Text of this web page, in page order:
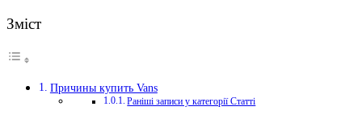
Зміст
Причины купить Vans
Раніші записи у категорії Статті